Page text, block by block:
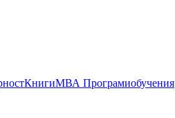
КнигиМВА Програмиобучения